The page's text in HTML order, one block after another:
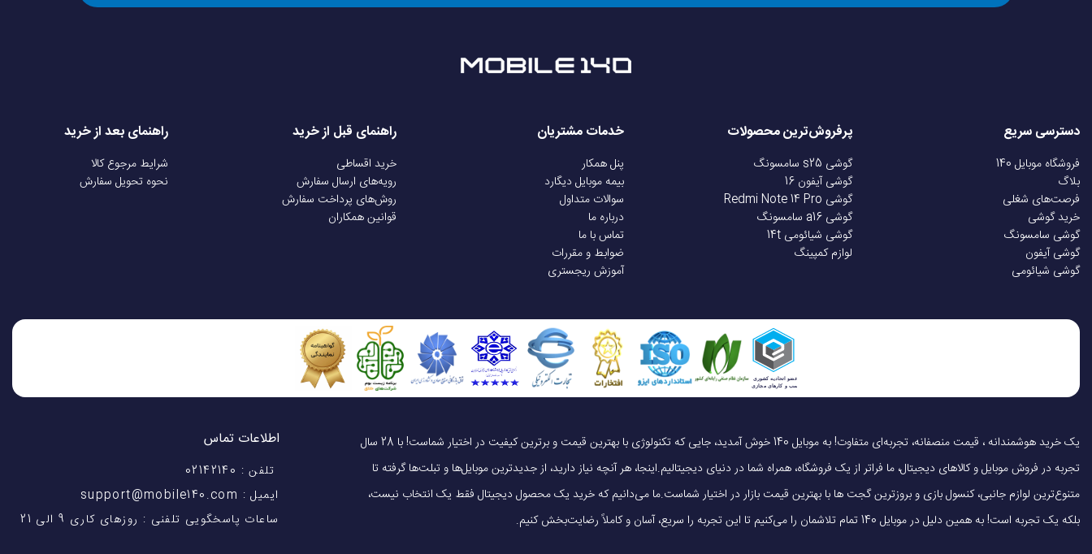
دسترسی سریع
فروشگاه موبایل 140
بلاگ
فرصت‌های شغلی
خرید گوشی
گوشی سامسونگ
گوشی آیفون
گوشی شیائومی
پرفروش‌ترین محصولات
گوشی s25 سامسونگ
گوشی آیفون 16
گوشی Redmi Note 14 Pro
گوشی a16 سامسونگ
گوشی شیائومی 14t
لوازم کمپینگ
خدمات مشتریان
پنل همکار
بیمه موبایل دیگارد
سوالات متداول
درباره ما
تماس با ما
ضوابط و مقررات
آموزش ریجستری
راهنمای قبل از خرید
خرید اقساطی
رویه‌های ارسال سفارش
روش‌های پرداخت سفارش
قوانین همکاران
راهنمای بعد از خرید
شرایط مرجوع کالا
نحوه تحویل سفارش
یک خرید هوشمندانه ، قیمت منصفانه، تجربه‌ای متفاوت! به موبایل 140 خوش آمدید، جایی که تکنولوژی با بهترین قیمت و برترین کیفیت در اختیار شماست! با 28 سال
تجربه در فروش موبایل و کالاهای دیجیتال، ما فراتر از یک فروشگاه، همراه شما در دنیای دیجیتالیم.اینجا، هر آنچه نیاز دارید، از جدیدترین موبایل‌ها و تبلت‌ها گرفته تا
متنوع‌ترین لوازم جانبی، کنسول بازی و بروزترین گجت ها با بهترین قیمت بازار در اختیار شماست.ما می‌دانیم که خرید یک محصول دیجیتال فقط یک انتخاب نیست،
بلکه یک تجربه است! به همین دلیل در موبایل 140 تمام تلاشمان را می‌کنیم تا این تجربه را سریع، آسان و کاملاً رضایت‌بخش کنیم.
اطلاعات تماس
تلفن : 02142140
ایمیل : support@mobile140.com
ساعات پاسخگویی تلفنی : روزهای کاری 9 الی 21